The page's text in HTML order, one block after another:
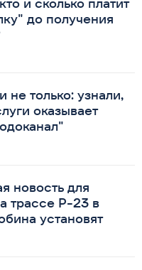
до получения
не только: узнали,
оказывает
новость для
трассе Р-23 в
установят